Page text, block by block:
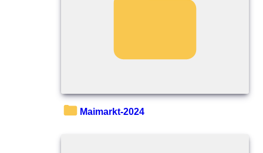
Maimarkt-2024